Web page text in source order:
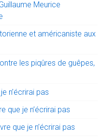
Meurice
et américaniste aux
les piqûres de guêpes,
n’écrirai pas
que je n’écrirai pas
que je n’écrirai pas